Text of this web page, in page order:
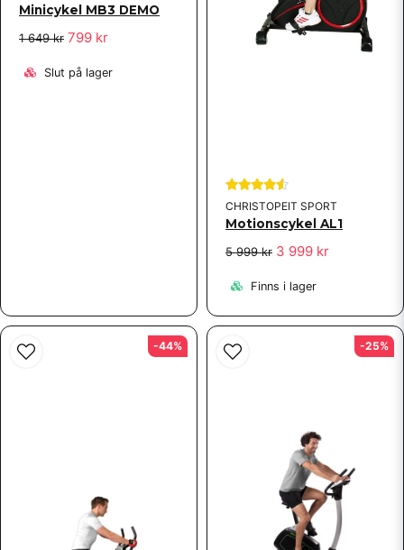
Minicykel MB3 DEMO
1 649 kr 799 kr
Slut på lager
CHRISTOPEIT SPORT
Motionscykel AL1
5 999 kr 3 999 kr
Finns i lager
-44% -25%